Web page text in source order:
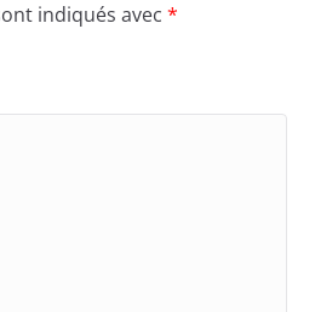
indiqués avec *